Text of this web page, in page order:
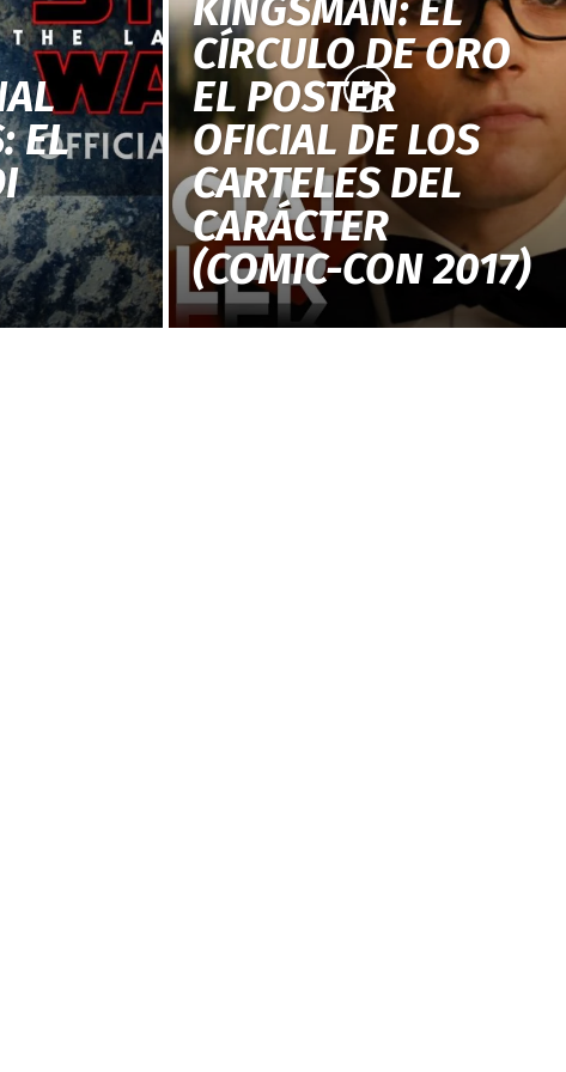
EL
CÍRCULO DE ORO
EL POSTER
OFICIAL DE LOS
CARTELES DEL
CARÁCTER
(COMIC-CON 2017)